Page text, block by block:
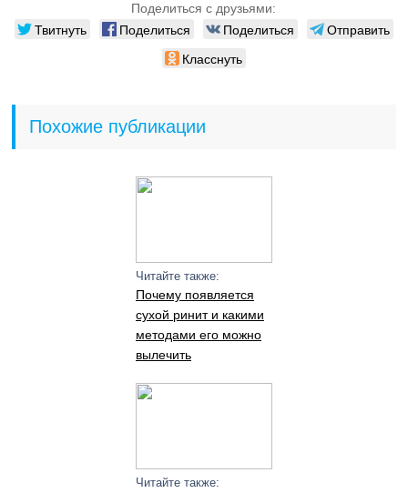
Поделиться с друзьями:
Твитнуть Поделиться Поделиться
Отправить
Класснуть
Похожие публикации
Читайте также:
Почему появляется
сухой ринит и какими
методами его можно
вылечить
Читайте также: